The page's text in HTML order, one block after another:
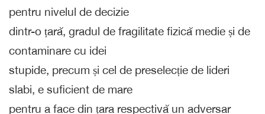
pentru nivelul de decizie
dintr-o țară, gradul de fragilitate fizică medie și de
contaminare cu idei
stupide, precum și cel de preselecție de lideri
slabi, e suficient de mare
pentru a face din țara respectivă un adversar